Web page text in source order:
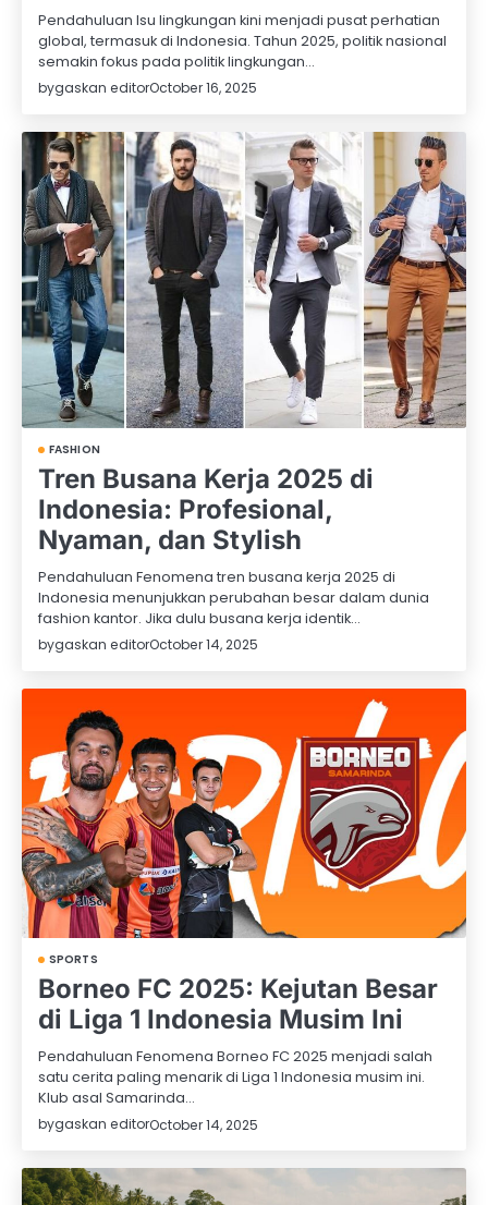
Pendahuluan Isu lingkungan kini menjadi pusat perhatian
global, termasuk di Indonesia. Tahun 2025, politik nasional
semakin fokus pada politik lingkungan…
bygaskan editorOctober 16, 2025
FASHION
Tren Busana Kerja 2025 di
Indonesia: Profesional,
Nyaman, dan Stylish
Pendahuluan Fenomena tren busana kerja 2025 di
Indonesia menunjukkan perubahan besar dalam dunia
fashion kantor. Jika dulu busana kerja identik…
bygaskan editorOctober 14, 2025
SPORTS
Borneo FC 2025: Kejutan Besar
di Liga 1 Indonesia Musim Ini
Pendahuluan Fenomena Borneo FC 2025 menjadi salah
satu cerita paling menarik di Liga 1 Indonesia musim ini.
Klub asal Samarinda…
bygaskan editorOctober 14, 2025